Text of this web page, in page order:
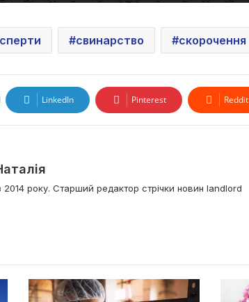
свинарство скорочення
LinkedIn Pinterest Reddit
2014 року. Старший редактор стрічки новин landlord